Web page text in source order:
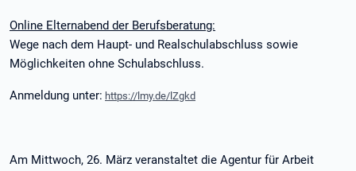
Online Elternabend der Berufsberatung:
Wege nach dem Haupt- und Realschulabschluss sowie
Möglichkeiten ohne Schulabschluss.
Anmeldung unter: https://lmy.de/lZgkd
Am Mittwoch, 26. März veranstaltet die Agentur für Arbeit